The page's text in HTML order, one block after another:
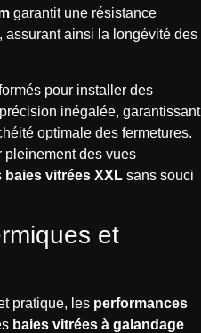
garantit une résistance
assurant ainsi la longévité des
pour installer des
inégalée, garantissant
optimale des fermetures.
pleinement des vues
baies vitrées XXL sans souci
et
pratique, les performances
baies vitrées à galandage